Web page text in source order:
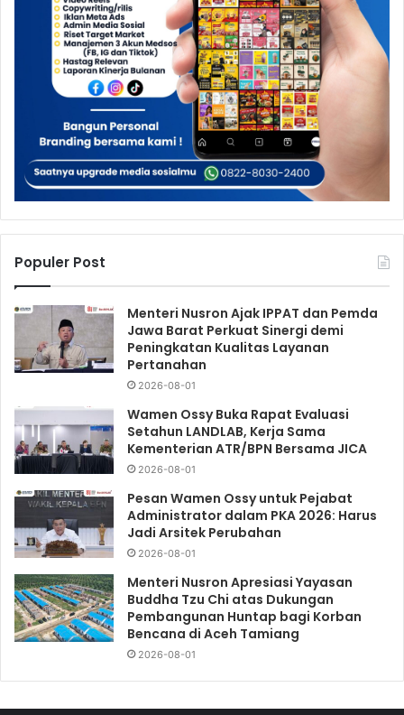
Populer Post
Menteri Nusron Ajak IPPAT dan Pemda
Jawa Barat Perkuat Sinergi demi
Peningkatan Kualitas Layanan
Pertanahan
2026-08-01
Wamen Ossy Buka Rapat Evaluasi
Setahun LANDLAB, Kerja Sama
Kementerian ATR/BPN Bersama JICA
2026-08-01
Pesan Wamen Ossy untuk Pejabat
Administrator dalam PKA 2026: Harus
Jadi Arsitek Perubahan
2026-08-01
Menteri Nusron Apresiasi Yayasan
Buddha Tzu Chi atas Dukungan
Pembangunan Huntap bagi Korban
Bencana di Aceh Tamiang
2026-08-01